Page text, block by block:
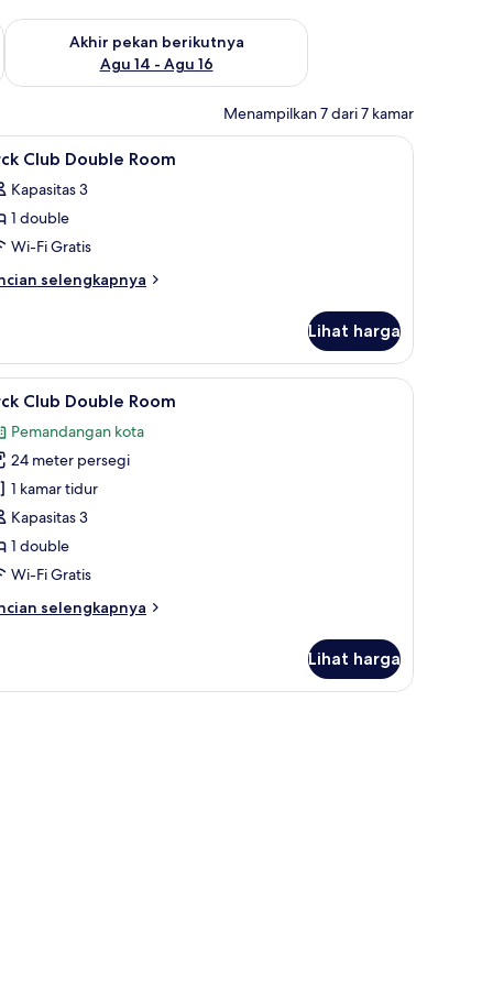
Agu 7 - Agu 9
Akhir pekan berikutnya
Agu 14 - Agu 16
Periksa ketersediaan untuk akhir pekan berikutnya Agu 14 -
Menampilkan 7 dari 7 kamar
laptop, dan tirai kedap cahaya Brankas, meja kerja, ruang kerja ramah
12 Club Double Room
Kapasitas 3
1 double
Wi-Fi Gratis
selengkapnya
Lihat harga
laptop, dan tirai kedap cahaya Brankas, meja kerja, ruang kerja ramah
10 Club Double Room
Pemandangan kota
24 meter persegi
1 kamar tidur
Kapasitas 3
1 double
Wi-Fi Gratis
selengkapnya
Lihat harga